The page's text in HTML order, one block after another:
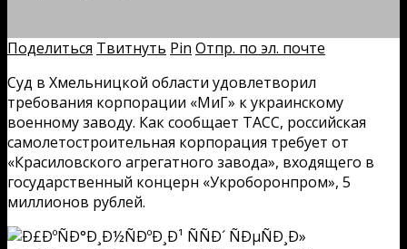
Поделиться Твитнуть Pin Отпр. по эл. почте
Суд в Хмельницкой области удовлетворил
требования корпорации «МиГ» к украинскому
военному заводу. Как сообщает ТАСС, российская
самолетостроительная корпорация требует от
«Красиловского агрегатного завода», входящего в
государственный концерн «Укроборонпром», 5
миллионов рублей.